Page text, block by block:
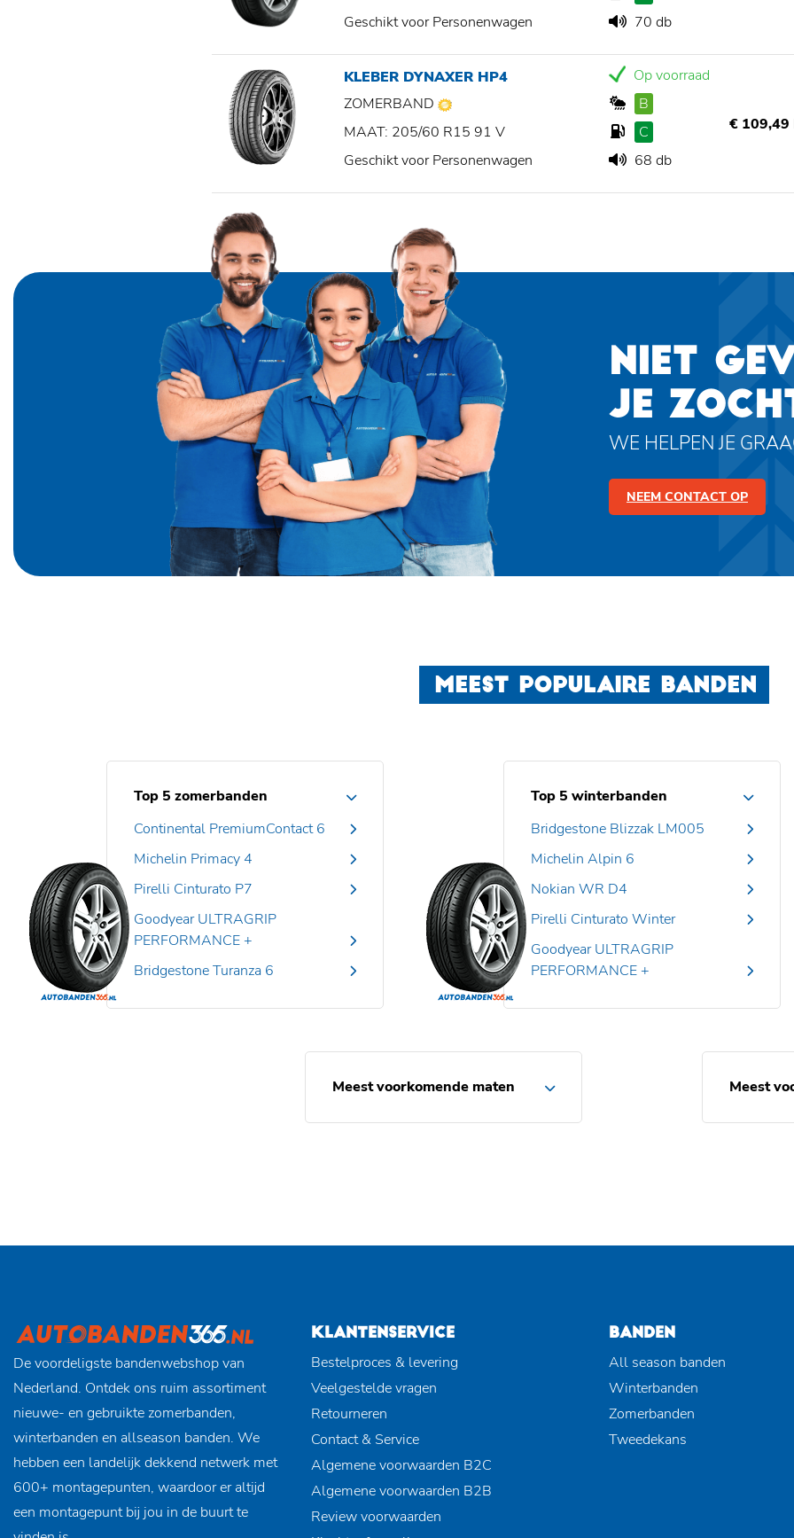
Geschikt voor Personenwagen
70 db
KLEBER DYNAXER HP4
ZOMERBAND
MAAT: 205/60 R15 91 V
Geschikt voor Personenwagen
Op voorraad
B
C
68 db
€ 109,49
NIET
JE
WE HELPEN JE
NEEM CONTACT OP
MEEST POPULAIRE BANDEN
Top 5 zomerbanden
Continental PremiumContact 6
Michelin Primacy 4
Pirelli Cinturato P7
Goodyear ULTRAGRIP
PERFORMANCE +
Bridgestone Turanza 6
Top 5 winterbanden
Bridgestone Blizzak LM005
Michelin Alpin 6
Nokian WR D4
Pirelli Cinturato Winter
Goodyear ULTRAGRIP
PERFORMANCE +
Meest voorkomende maten Meest
De voordeligste bandenwebshop van
Nederland. Ontdek ons ruim assortiment
nieuwe- en gebruikte zomerbanden,
winterbanden en allseason banden. We
hebben een landelijk dekkend netwerk met
600+ montagepunten, waardoor er altijd
een montagepunt bij jou in de buurt te
KLANTENSERVICE
Bestelproces & levering
Veelgestelde vragen
Retourneren
Contact & Service
Algemene voorwaarden B2C
Algemene voorwaarden B2B
Review voorwaarden
BANDEN
All season banden
Winterbanden
Zomerbanden
Tweedekans